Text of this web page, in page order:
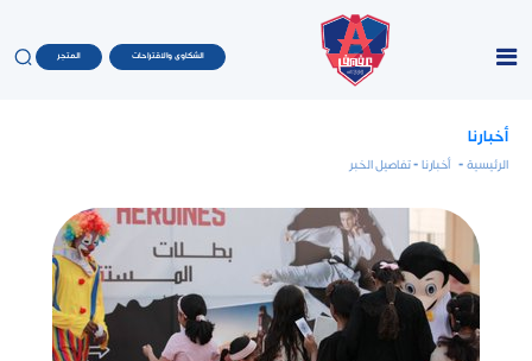
الشكاوى والاقتراحات المتجر
أخبارنا
الرئيسية - أخبارنا - تفاصيل الخبر